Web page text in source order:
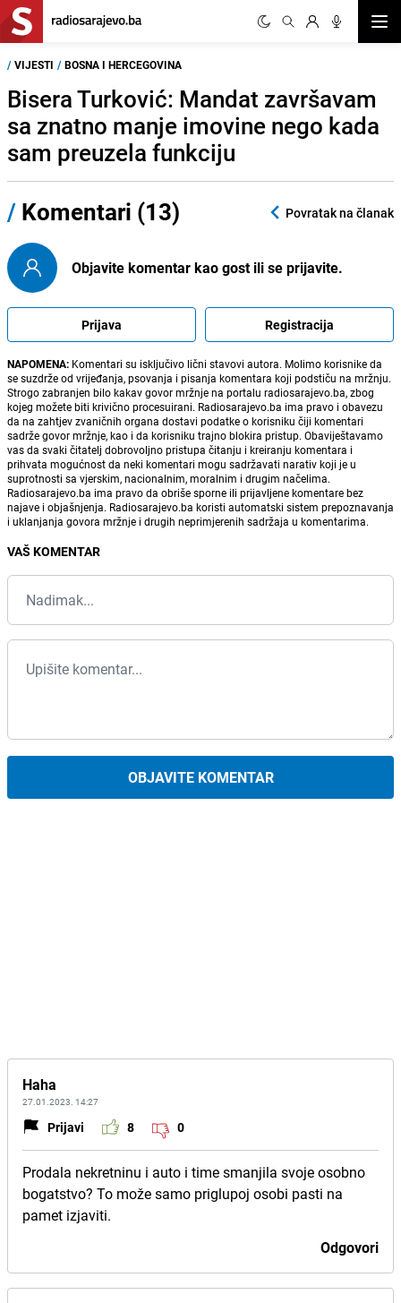
/ VIJESTI / BOSNA I HERCEGOVINA
Bisera Turković: Mandat završavam
sa znatno manje imovine nego kada
sam preuzela funkciju
/ Komentari (13) Povratak na članak
Objavite komentar kao gost ili se prijavite.
Prijava Registracija
NAPOMENA: Komentari su isključivo lični stavovi autora. Molimo korisnike da
se suzdrže od vrijeđanja, psovanja i pisanja komentara koji podstiču na mržnju.
Strogo zabranjen bilo kakav govor mržnje na portalu radiosarajevo.ba, zbog
kojeg možete biti krivično procesuirani. Radiosarajevo.ba ima pravo i obavezu
da na zahtjev zvaničnih organa dostavi podatke o korisniku čiji komentari
sadrže govor mržnje, kao i da korisniku trajno blokira pristup. Obaviještavamo
vas da svaki čitatelj dobrovoljno pristupa čitanju i kreiranju komentara i
prihvata mogućnost da neki komentari mogu sadržavati narativ koji je u
suprotnosti sa vjerskim, nacionalnim, moralnim i drugim načelima.
Radiosarajevo.ba ima pravo da obriše sporne ili prijavljene komentare bez
najave i objašnjenja. Radiosarajevo.ba koristi automatski sistem prepoznavanja
i uklanjanja govora mržnje i drugih neprimjerenih sadržaja u komentarima.
VAŠ KOMENTAR
OBJAVITE KOMENTAR
Haha
27.01.2023. 14:27
Prijavi 8 0
Prodala nekretninu i auto i time smanjila svoje osobno
bogatstvo? To može samo priglupoj osobi pasti na
pamet izjaviti.
Odgovori